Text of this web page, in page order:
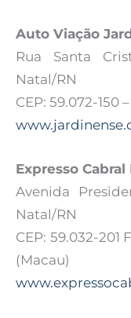
Auto Viação
Rua Santa
Natal/RN
CEP: 59.072-150
Expresso Cabral
Avenida
Natal/RN
CEP: 59.032-201
(Macau)